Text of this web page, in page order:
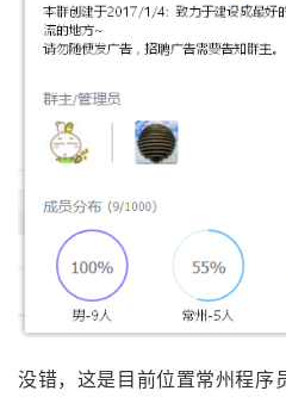
没错，这是目前位置常州程序